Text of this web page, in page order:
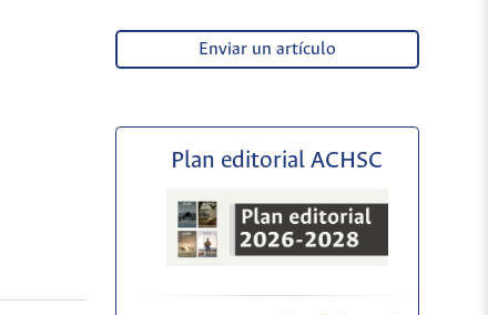
Enviar un artículo
Plan editorial ACHSC